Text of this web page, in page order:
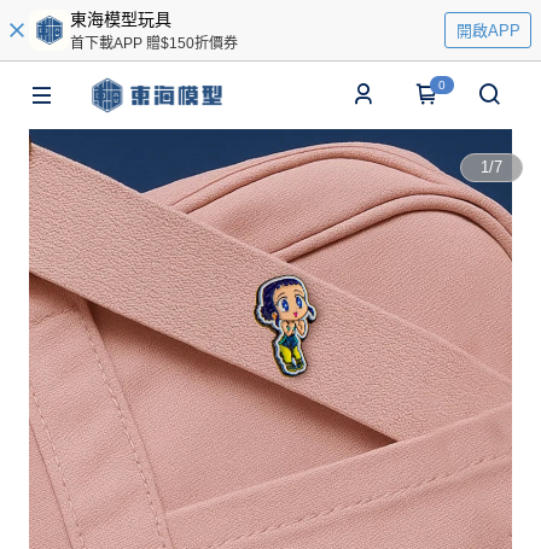
東海模型玩具
首下載APP 贈$150折價券
開啟APP
0
1/7